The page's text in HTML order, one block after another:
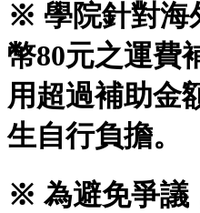
※ 學院針對海
幣80元之運費
用超過補助金
生自行負擔。
※ 為避免爭議